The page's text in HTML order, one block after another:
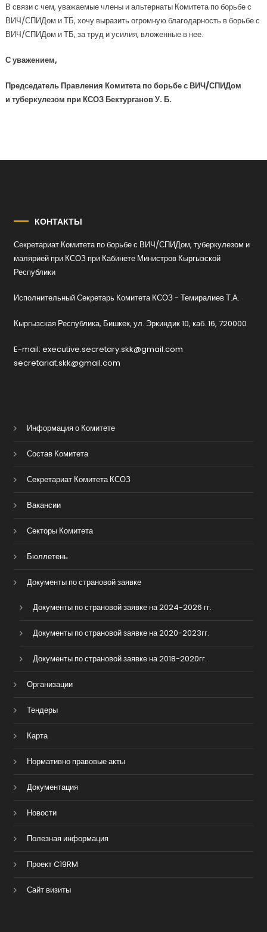
В связи с чем, уважаемые члены и альтернаты Комитета по борьбе с
ВИЧ/СПИДом и ТБ, хочу выразить огромную благодарность в борьбе с
ВИЧ/СПИДом и ТБ, за труд и усилия, вложенные в нее.
С уважением,
Председатель Правления Комитетапо борьбе с ВИЧ/СПИДом
и туберкулезом при КСОЗ Бектурганов У. Б.
КОНТАКТЫ
Секретариат Комитета по борьбе с ВИЧ/СПИДом, туберкулезом и
малярией при КСОЗ при Кабинете Министров Кыргызской
Республики
Исполнительный Секретарь Комитета КСОЗ - Темиралиев Т.А.
Кыргызская Республика, Бишкек, ул. Эркиндик 10, каб. 16, 720000
E-mail: executive.secretary.skk@gmail.com
secretariat.skk@gmail.com
Информация о Комитете
Состав Комитета
Секретариат Комитета КСОЗ
Вакансии
Секторы Комитета
Бюллетень
Документы по страновой заявке
Документы по страновой заявке на 2024-2026 гг.
Документы по страновой заявке на 2020-2023гг.
Документы по страновой заявке на 2018-2020гг.
Организации
Тендеры
Карта
Нормативно правовые акты
Документация
Новости
Полезная информация
Проект C19RM
Сайт визиты